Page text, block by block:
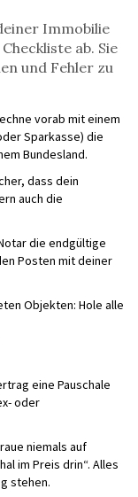
Immobilie
ab. Sie
und Fehler zu
vorab mit einem
Sparkasse) die
Bundesland.
dass dein
auch die
die endgültige
Posten mit deiner
Objekten: Hole alle
eine Pauschale
oder
niemals auf
im Preis drin“. Alles
stehen.